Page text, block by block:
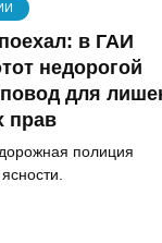
в ГАИ
недорогой
повод для
прав
полиция